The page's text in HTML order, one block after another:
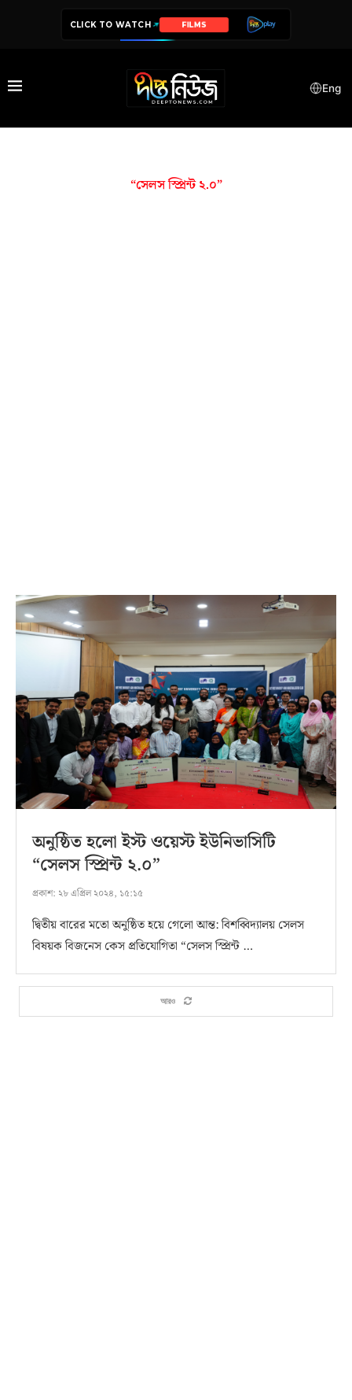
CLICK TO WATCH FILMS
Eng
“সেলস স্প্রিন্ট ২.০”
অনুষ্ঠিত হলো ইস্ট ওয়েস্ট ইউনিভাসিটি
“সেলস স্প্রিন্ট ২.০”
প্রকাশ: ২৮ এপ্রিল ২০২৪, ১৫:১৫
দ্বিতীয় বারের মতো অনুষ্ঠিত হয়ে গেলো আন্ত: বিশব্বিদ্যালয় সেলস
বিষয়ক বিজনেস কেস প্রতিযোগিতা “সেলস স্প্রিন্ট …
আরও